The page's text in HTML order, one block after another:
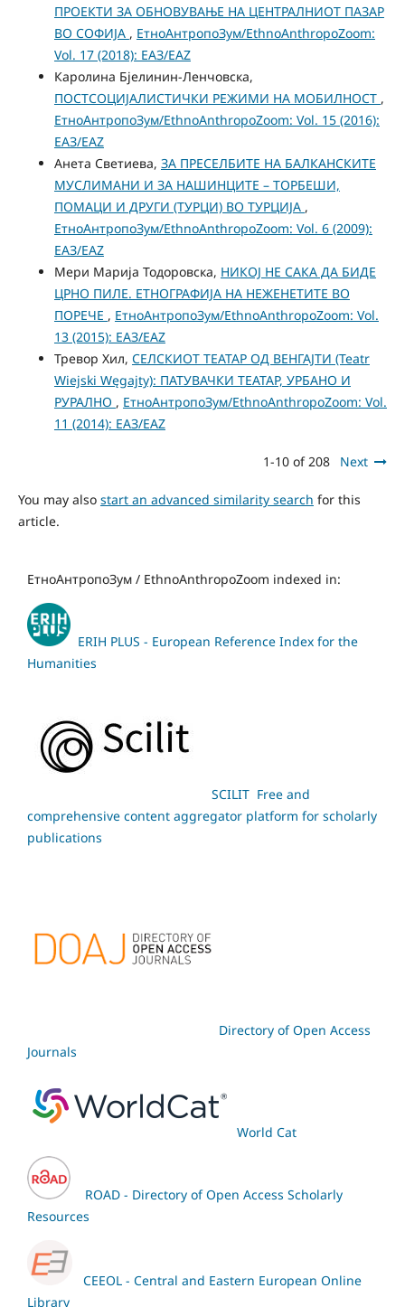
ПРОЕКТИ ЗА ОБНОВУВАЊЕ НА ЦЕНТРАЛНИОТ ПАЗАР
ВО СОФИЈА , ЕтноАнтропоЗум/EthnoAnthropoZoom:
Vol. 17 (2018): ЕАЗ/EAZ
Каролина Бјелинин-Ленчовска,
ПОСТСОЦИЈАЛИСТИЧКИ РЕЖИМИ НА МОБИЛНОСТ ,
ЕтноАнтропоЗум/EthnoAnthropoZoom: Vol. 15 (2016):
ЕАЗ/EAZ
Анета Светиева, ЗА ПРЕСЕЛБИТЕ НА БАЛКАНСКИТЕ
МУСЛИМАНИ И ЗА НАШИНЦИТЕ – ТОРБЕШИ,
ПОМАЦИ И ДРУГИ (ТУРЦИ) ВО ТУРЦИЈА ,
ЕтноАнтропоЗум/EthnoAnthropoZoom: Vol. 6 (2009):
ЕАЗ/EAZ
Мери Марија Тодоровска, НИКОЈ НЕ САКА ДА БИДЕ
ЦРНО ПИЛЕ. ЕТНОГРАФИЈА НА НЕЖЕНЕТИТЕ ВО
ПОРЕЧЕ , ЕтноАнтропоЗум/EthnoAnthropoZoom: Vol.
13 (2015): ЕАЗ/EAZ
Тревор Хил, СЕЛСКИОТ ТЕАТАР ОД ВЕНГАЈТИ (Teatr
Wiejski Węgajty): ПАТУВАЧКИ ТЕАТАР, УРБАНО И
РУРАЛНО , ЕтноАнтропоЗум/EthnoAnthropoZoom: Vol.
11 (2014): ЕАЗ/EAZ
1-10 of 208 Next
You may also start an advanced similarity search for this
article.
ЕтноАнтропоЗум / EthnoAnthropoZoom indexed in:
ERIH PLUS - European Reference Index for the
Humanities
SCILIT Free and
comprehensive content aggregator platform for scholarly
publications
Directory of Open Access
Journals
World Cat
ROAD - Directory of Open Access Scholarly
Resources
CEEOL - Central and Eastern European Online
Library